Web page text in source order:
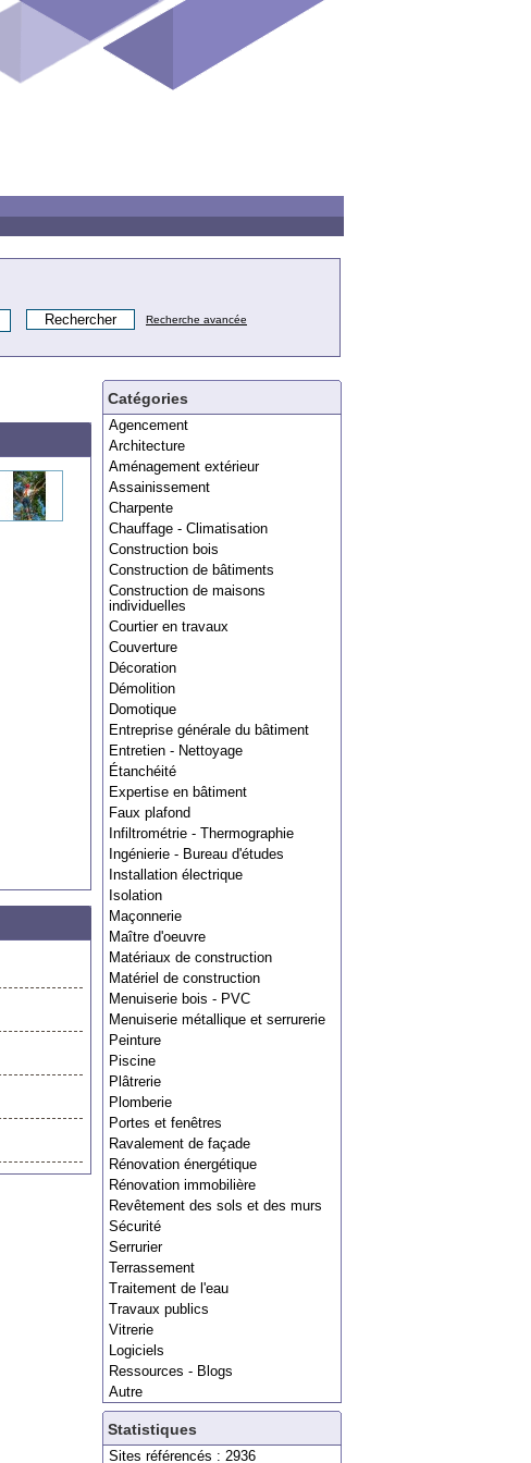
Recherche avancée
Catégories
Agencement
Architecture
Aménagement extérieur
Assainissement
Charpente
Chauffage - Climatisation
Construction bois
Construction de bâtiments
Construction de maisons
individuelles
Courtier en travaux
Couverture
Décoration
Démolition
Domotique
Entreprise générale du bâtiment
Entretien - Nettoyage
Étanchéité
Expertise en bâtiment
Faux plafond
Infiltrométrie - Thermographie
Ingénierie - Bureau d'études
Installation électrique
Isolation
Maçonnerie
Maître d'oeuvre
Matériaux de construction
Matériel de construction
Menuiserie bois - PVC
Menuiserie métallique et serrurerie
Peinture
Piscine
Plâtrerie
Plomberie
Portes et fenêtres
Ravalement de façade
Rénovation énergétique
Rénovation immobilière
Revêtement des sols et des murs
Sécurité
Serrurier
Terrassement
Traitement de l'eau
Travaux publics
Vitrerie
Logiciels
Ressources - Blogs
Autre
Statistiques
Sites référencés : 2936